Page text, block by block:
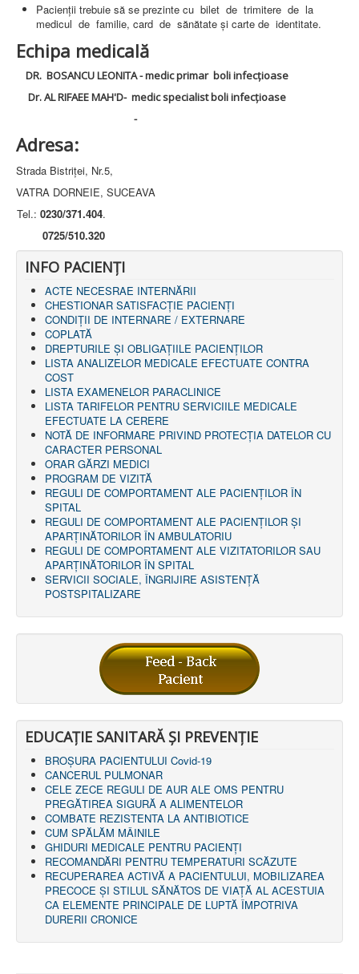
CONSILIU DE ETICĂ
CONTACT
INFORMAŢII CONTACT
RUTE ACCES
RELAȚIA CU MASS-MEDIA
PURTĂTOR DE CUVÂNT
REGULI ACCES MASS-MEDIA
COMUNICATE
PROGRAMARE ONLINE
Pacienţii trebuie să se prezinte cu bilet de trimitere de la
medicul de familie, card de sănătate şi carte de identitate.
Echipa medicală
DR. BOSANCU LEONITA - medic primar boli infecţioase
Dr. AL RIFAEE MAH'D- medic specialist boli infecţioase
-
Adresa:
Strada Bistriţei, Nr.5,
VATRA DORNEIE, SUCEAVA
Tel.: 0230/371.404.
0725/510.320
INFO PACIENŢI
ACTE NECESRAE INTERNĂRII
CHESTIONAR SATISFACŢIE PACIENŢI
CONDIȚII DE INTERNARE / EXTERNARE
COPLATĂ
DREPTURILE ŞI OBLIGAŢIILE PACIENȚILOR
LISTA ANALIZELOR MEDICALE EFECTUATE CONTRA
COST
LISTA EXAMENELOR PARACLINICE
LISTA TARIFELOR PENTRU SERVICIILE MEDICALE
EFECTUATE LA CERERE
NOTĂ DE INFORMARE PRIVIND PROTECŢIA DATELOR CU
CARACTER PERSONAL
ORAR GĂRZI MEDICI
PROGRAM DE VIZITĂ
REGULI DE COMPORTAMENT ALE PACIENȚILOR ÎN
SPITAL
REGULI DE COMPORTAMENT ALE PACIENȚILOR ȘI
APARȚINĂTORILOR ÎN AMBULATORIU
REGULI DE COMPORTAMENT ALE VIZITATORILOR SAU
APARȚINĂTORILOR ÎN SPITAL
SERVICII SOCIALE, ÎNGRIJIRE ASISTENŢĂ
POSTSPITALIZARE
EDUCAȚIE SANITARĂ ȘI PREVENȚIE
BROȘURA PACIENTULUI Covid-19
CANCERUL PULMONAR
CELE ZECE REGULI DE AUR ALE OMS PENTRU
PREGĂTIREA SIGURĂ A ALIMENTELOR
COMBATE REZISTENTA LA ANTIBIOTICE
CUM SPĂLĂM MÂINILE
GHIDURI MEDICALE PENTRU PACIENȚI
RECOMANDĂRI PENTRU TEMPERATURI SCĂZUTE
RECUPERAREA ACTIVĂ A PACIENTULUI, MOBILIZAREA
PRECOCE ȘI STILUL SĂNĂTOS DE VIAȚĂ AL ACESTUIA
CA ELEMENTE PRINCIPALE DE LUPTĂ ÎMPOTRIVA
DURERII CRONICE